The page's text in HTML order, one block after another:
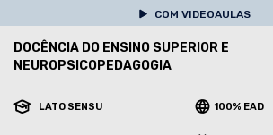
COM VIDEOAULAS
DOCÊNCIA DO ENSINO SUPERIOR E
NEUROPSICOPEDAGOGIA
LATO SENSU 100% EAD